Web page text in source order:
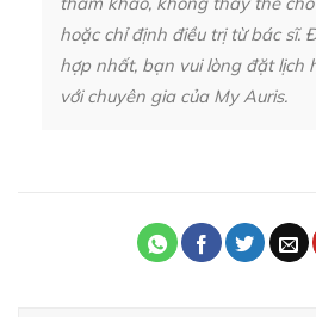
hoặc chỉ định điều trị từ bác sĩ.
hợp nhất, bạn vui lòng đặt lịch
với chuyên gia của My Auris.